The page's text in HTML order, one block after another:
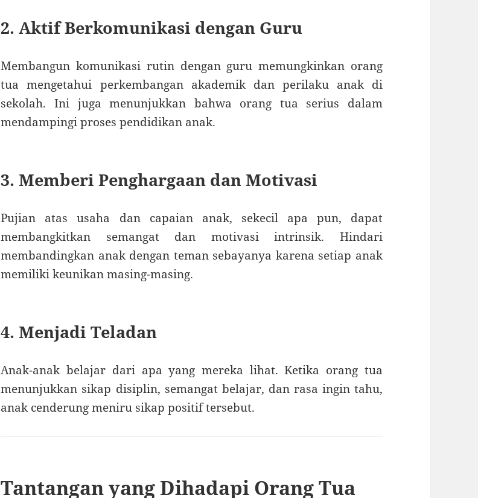
2. Aktif Berkomunikasi dengan Guru
Membangun komunikasi rutin dengan guru memungkinkan orang
tua mengetahui perkembangan akademik dan perilaku anak di
sekolah. Ini juga menunjukkan bahwa orang tua serius dalam
mendampingi proses pendidikan anak.
3. Memberi Penghargaan dan Motivasi
Pujian atas usaha dan capaian anak, sekecil apa pun, dapat
membangkitkan semangat dan motivasi intrinsik. Hindari
membandingkan anak dengan teman sebayanya karena setiap anak
memiliki keunikan masing-masing.
4. Menjadi Teladan
Anak-anak belajar dari apa yang mereka lihat. Ketika orang tua
menunjukkan sikap disiplin, semangat belajar, dan rasa ingin tahu,
anak cenderung meniru sikap positif tersebut.
Tantangan yang Dihadapi Orang Tua